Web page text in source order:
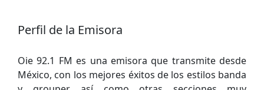
Perfil de la Emisora
Oie 92.1 FM es una emisora ​​que transmite desde
México, con los mejores éxitos de los estilos banda